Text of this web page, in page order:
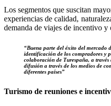
Los segmentos que suscitan
experiencias de calidad,
demanda de viajes de incentivo y
“Buena parte del éxito del mercado
identificación de los compradores y
colaboración de Turespaña, a
difusión a través de los medios de
diferentes países”
Turismo de reuniones e